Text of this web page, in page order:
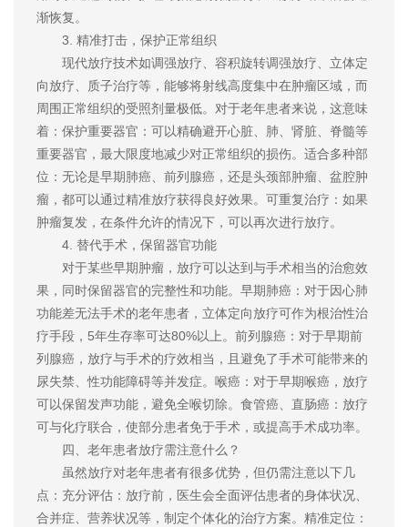
渐恢复。
3. 精准打击，保护正常组织
现代放疗技术如调强放疗、容积旋转调强放疗、立体定
向放疗、质子治疗等，能够将射线高度集中在肿瘤区域，而
周围正常组织的受照剂量极低。对于老年患者来说，这意味
着：保护重要器官：可以精确避开心脏、肺、肾脏、脊髓等
重要器官，最大限度地减少对正常组织的损伤。适合多种部
位：无论是早期肺癌、前列腺癌，还是头颈部肿瘤、盆腔肿
瘤，都可以通过精准放疗获得良好效果。可重复治疗：如果
肿瘤复发，在条件允许的情况下，可以再次进行放疗。
4. 替代手术，保留器官功能
对于某些早期肿瘤，放疗可以达到与手术相当的治愈效
果，同时保留器官的完整性和功能。早期肺癌：对于因心肺
功能差无法手术的老年患者，立体定向放疗可作为根治性治
疗手段，5年生存率可达80%以上。前列腺癌：对于早期前
列腺癌，放疗与手术的疗效相当，且避免了手术可能带来的
尿失禁、性功能障碍等并发症。喉癌：对于早期喉癌，放疗
可以保留发声功能，避免全喉切除。食管癌、直肠癌：放疗
可与化疗联合，使部分患者免于手术，或提高手术成功率。
四、老年患者放疗需注意什么？
虽然放疗对老年患者有很多优势，但仍需注意以下几
点：充分评估：放疗前，医生会全面评估患者的身体状况、
合并症、营养状况等，制定个体化的治疗方案。精准定位：